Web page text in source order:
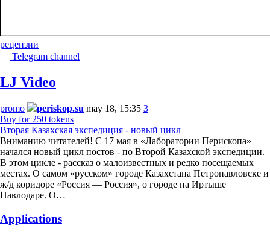
рецензии
Telegram channel
LJ Video
promo periskop.su may 18, 15:35 3
Buy for 250 tokens
Вторая Казахская экспедиция - новый цикл
Вниманию читателей! С 17 мая в «Лаборатории Перископа»
начался новый цикл постов - по Второй Казахской экспедиции.
В этом цикле - рассказ о малоизвестных и редко посещаемых
местах. О самом «русском» городе Казахстана Петропавловске и
ж/д коридоре «Россия — Россия», о городе на Иртыше
Павлодаре. О…
Applications